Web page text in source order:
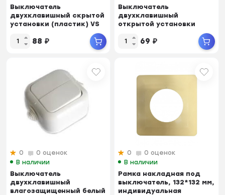
Выключатель
двухклавишный скрытой
установки (пластик) VS
88 ₽
Выключатель
двухклавишный
открытой установки
(Беларусь)
69 ₽
0
0 оценок
В наличии
Выключатель
двухклавишный
влагозащищенный белый
0
0 оценок
В наличии
Рамка накладная под
выключатель, 132*132 мм,
индивидуальная